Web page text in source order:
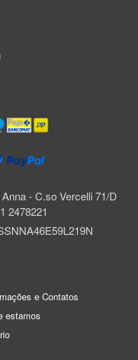
- C.so Vercelli 71/D
2478221
e Contatos
estamos